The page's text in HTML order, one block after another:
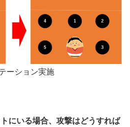
ーション実施
にいる場合、攻撃はどうすれば